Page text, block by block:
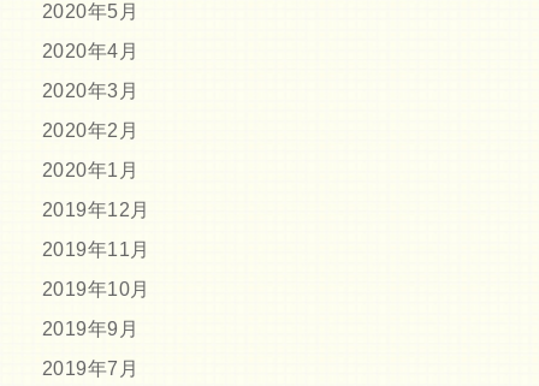
2020年5月
2020年4月
2020年3月
2020年2月
2020年1月
2019年12月
2019年11月
2019年10月
2019年9月
2019年7月